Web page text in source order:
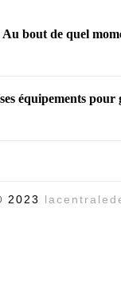
bout de quel
équipements pour
2023